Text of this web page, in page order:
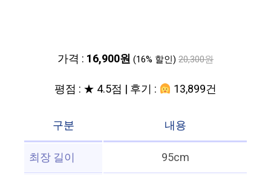
가격 : 16,900원 (16% 할인) 20,300원
평점 : ★ 4.5점 | 후기 : 13,899건
구분
내용
최장 길이
95cm